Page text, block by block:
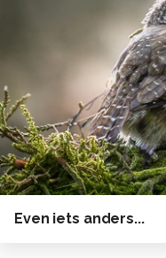
Even iets anders...